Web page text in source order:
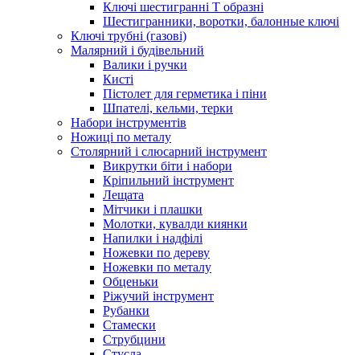
Ключі шестигранні Т образні
Шестигранники, воротки, балонные ключі
Ключі трубні (газові)
Малярний і будівельний
Валики і ручки
Кисті
Пістолет для герметика і піни
Шпателі, кельми, терки
Набори інструментів
Ножиці по металу
Столярний і слюсарний інструмент
Викрутки біти і набори
Кріпильний інструмент
Лещата
Мітчики і плашки
Молотки, кувалди киянки
Напилки і надфілі
Ножевки по дереву
Ножевки по металу
Обценьки
Ріжучий інструмент
Рубанки
Стамески
Струбцини